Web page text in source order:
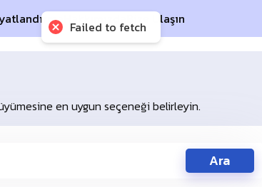
Bize Ulaşın
en uygun seçeneği belirleyin.
Ara
Failed to fetch